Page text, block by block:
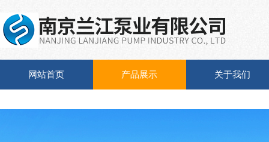
网站首页 产品展示 关于我们